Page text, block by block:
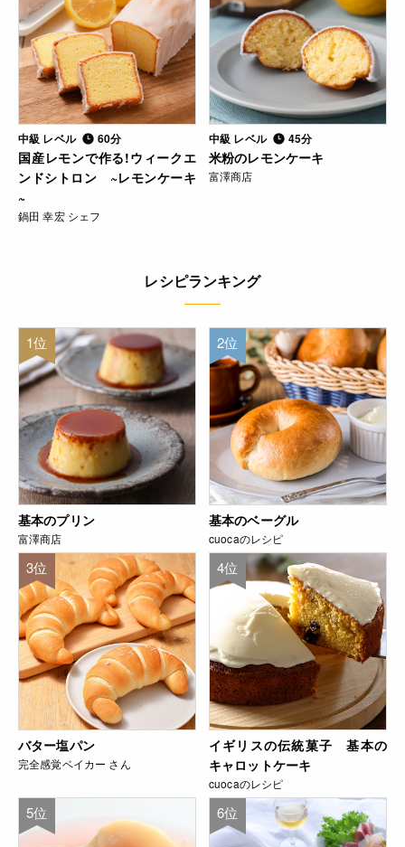
中級 レベル 60分
国産レモンで作る!ウィークエ
ンドシトロン ~レモンケーキ
~
鍋田 幸宏 シェフ
中級 レベル 45分
米粉のレモンケーキ
富澤商店
レシピランキング
1位
基本のプリン
富澤商店
2位
基本のベーグル
cuocaのレシピ
3位
バター塩パン
完全感覚ベイカー さん
4位
イギリスの伝統菓子 基本の
キャロットケーキ
cuocaのレシピ
5位 6位